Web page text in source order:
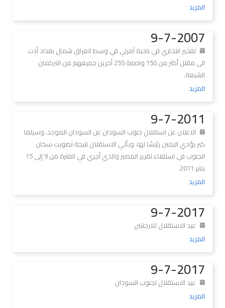
المزيد
9-7-2007
تفجير انتحاري في ناحية آمرلي في وسط العراق شمال بغداد أدت
الى مقتل أكثر من 150 واصابة 255 أخرين جميعهم من التركمان
الشيعة.
المزيد
9-7-2011
الاعلان عن استقلال جنوب السودان عن السودان الموحد، وسيلفا
كير يؤدي اليمين رئيسًا لها، ويأتي الاستقلال نتيجة تصويت سكان
الجنوب في استفتاء تقرير المصير والذي أجري في الفترة من 9 إلى 15
يناير 2011.
المزيد
9-7-2017
عيد الاستقلال للارجنتين
المزيد
9-7-2017
عيد الاستقلال لجنوب السودان
المزيد